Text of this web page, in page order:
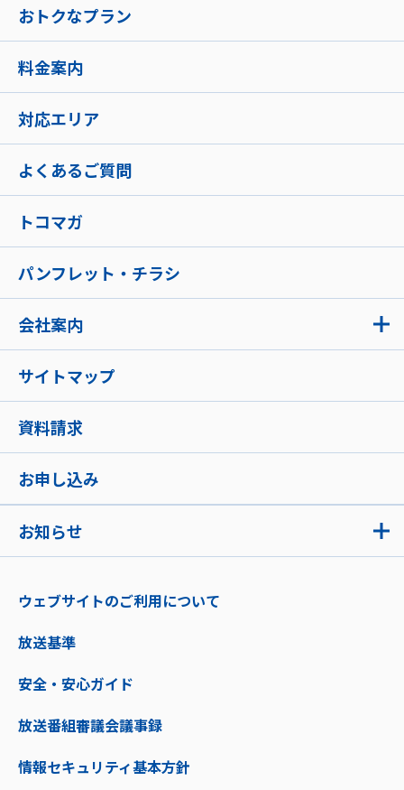
お知らせ
おトクなプラン
料金案内
対応エリア
よくあるご質問
トコマガ
パンフレット・チラシ
会社案内
サイトマップ
資料請求
お申し込み
ウェブサイトのご利用について
放送基準
安全・安心ガイド
放送番組審議会議事録
情報セキュリティ基本方針